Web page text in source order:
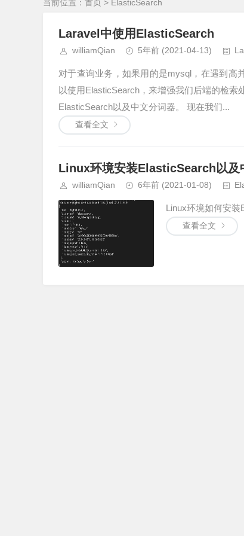
当前位置： 首页 > ElasticSearch
Laravel中使用ElasticSearch
williamQian 5年前 (2021-04-13)
对于查询业务，如果用的是mysql，在遇到高
以使用ElasticSearch，来增强我们后端的检
ElasticSearch以及中文分词器。 现在我们...
查看全文
Linux环境安装ElasticSearch以及
williamQian 6年前 (2021-01-08)
Linux环境如何安装
查看全文